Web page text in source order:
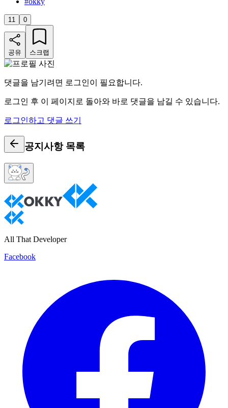
11 0
공유 스크랩
댓글을 남기려면 로그인이 필요합니다.
로그인 후 이 페이지로 돌아와 바로 댓글을 남길 수 있습니다.
로그인하고 댓글 쓰기
공지사항 목록
All That Developer
Facebook